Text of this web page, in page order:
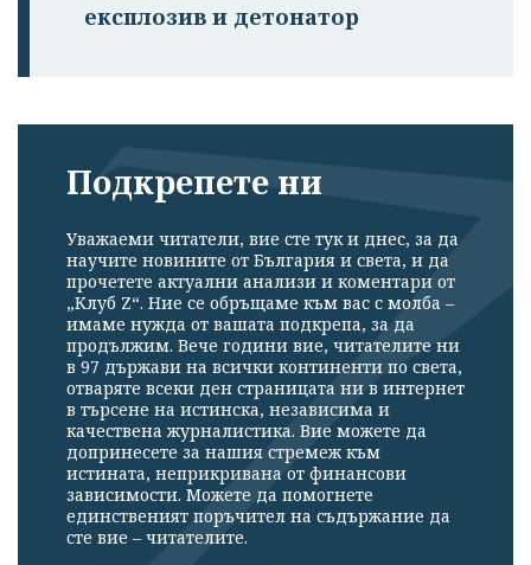
експлозив и детонатор
Подкрепете ни
Уважаеми читатели, вие сте тук и днес, за да
научите новините от България и света, и да
прочетете актуални анализи и коментари от
„Клуб Z“. Ние се обръщаме към вас с молба –
имаме нужда от вашата подкрепа, за да
продължим. Вече години вие, читателите ни
в 97 държави на всички континенти по света,
отваряте всеки ден страницата ни в интернет
в търсене на истинска, независима и
качествена журналистика. Вие можете да
допринесете за нашия стремеж към
истината, неприкривана от финансови
зависимости. Можете да помогнете
единственият поръчител на съдържание да
сте вие – читателите.